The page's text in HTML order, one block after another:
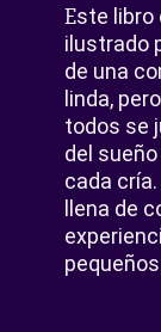
Este libro
ilustrado
de una
linda,
todos se
del
cada
llena de